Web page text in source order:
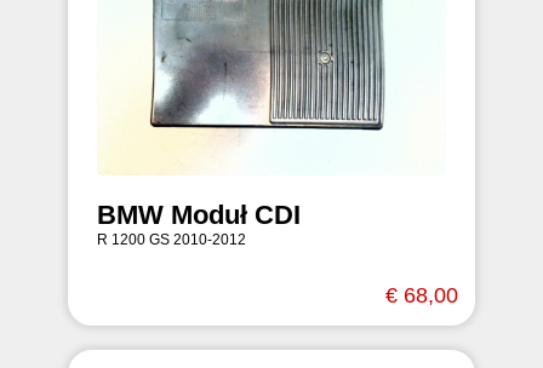
BMW Moduł CDI
R 1200 GS 2010-2012
€ 68,00